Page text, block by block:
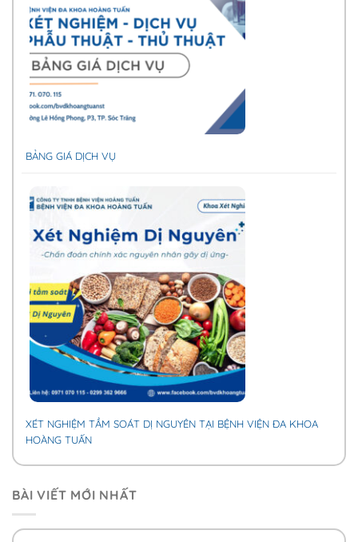
BẢNG GIÁ DỊCH VỤ
XÉT NGHIỆM TẦM SOÁT DỊ NGUYÊN TẠI BỆNH VIỆN ĐA KHOA
HOÀNG TUẤN
BÀI VIẾT MỚI NHẤT